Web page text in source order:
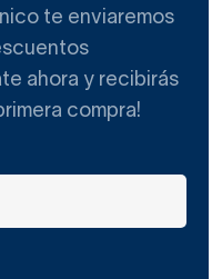
te enviaremos
ahora y recibirás
compra!